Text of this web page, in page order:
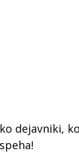
dejavniki,